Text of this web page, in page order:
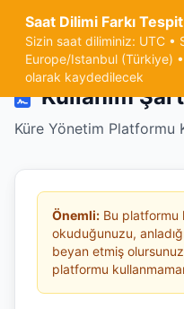
Saat Dilimi Farkı
Sizin saat diliminiz: UTC •
Europe/Istanbul (Türkiye)
olarak kaydedilecek
Kullanım
Kullanım
Küre Yönetim Platformu
Önemli: Bu platformu
okuduğunuzu,
beyan etmiş
platformu